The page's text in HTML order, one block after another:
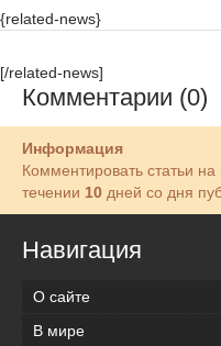
{related-news}
[/related-news]
Комментарии (0)
Информация
Комментировать статьи
течении 10 дней со дня
Навигация
О сайте
В мире